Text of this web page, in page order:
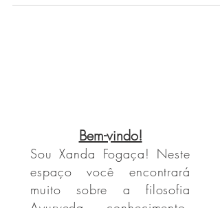
Bem-vindo!
Sou Xanda Fogaça! Neste
espaço você encontrará